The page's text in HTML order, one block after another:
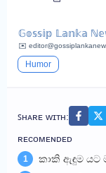
𝔾𝕠𝕤𝕤𝕚𝕡 𝕃𝕒𝕟𝕜𝕒
✉️
Humor
ꜱʜᴀʀᴇ ᴡɪᴛʜ:
ʀᴇᴄᴏᴍᴇɴᴅᴇᴅ
1 කාකි ඇඳුම යට